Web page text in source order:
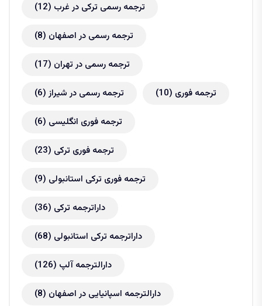
ترجمه رسمی ترکی در غرب (12)
ترجمه رسمی در اصفهان (8)
ترجمه رسمی در تهران (17)
ترجمه رسمی در شیراز(6) ترجمه فوری (10)
ترجمه فوری انگلیسی (6)
ترجمه فوری ترکی (23)
ترجمه فوری ترکی استانبولی (9)
داراترجمه ترکی (36)
داراترجمه ترکی استانبولی (68)
دارالترجمه آلپ (126)
دارالترجمه اسپانیایی در اصفهان (8)